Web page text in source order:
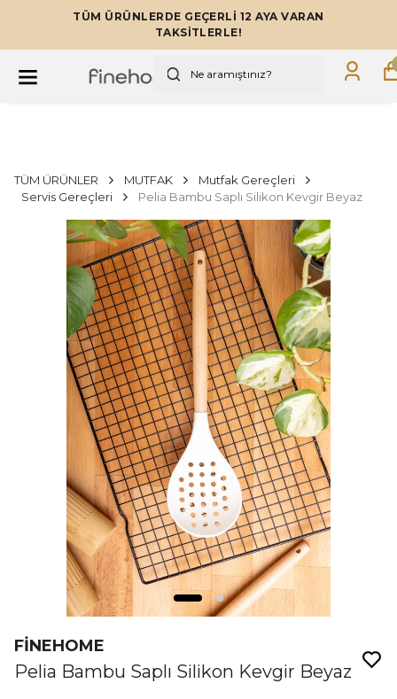
TÜM ÜRÜNLERDE GEÇERLİ 12 AYA VARAN
TAKSİTLERLE!
TÜM ÜRÜNLER MUTFAK
Mutfak Gereçleri
Servis Gereçleri
Pelia Bambu Saplı Silikon Kevgir Beyaz
FİNEHOME
Pelia Bambu Saplı Silikon Kevgir Beyaz